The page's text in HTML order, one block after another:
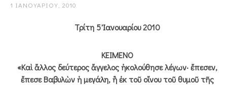
1 ΙΑΝΟΥΑΡΊΟΥ, 2010
Τρίτη 5 Ἰανουαρίου 2010
ΚΕΙΜΕΝΟ
«Καὶ ἄλλος δεύτερος ἄγγελος ἠκολούθησε λέγων· ἔπεσεν,
ἔπεσε Βαβυλὼν ἡ μεγάλη, ἣ ἐκ τοῦ οἴνου τοῦ θυμοῦ τῆς